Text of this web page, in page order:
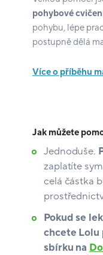
pohybové
pohybu, lépe
postupně dělá
Více o příběhu
Jak můžete
Jednoduše.
zaplatíte
celá částka
Pokud se
chcete Lolu
sbírku na